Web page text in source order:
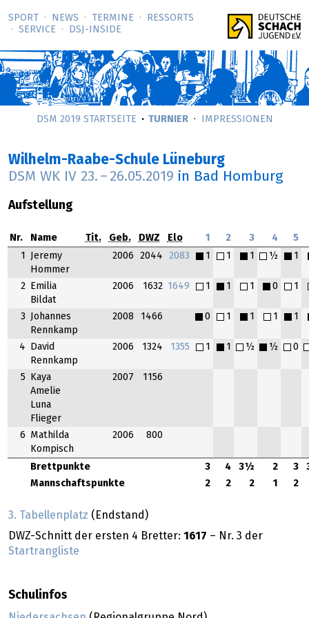
SPORT NEWS TERMINE
RESSORTS
SERVICE
DSJ-­INSIDE
DSM 2019 STARTSEITE TURNIER IMPRESSIONEN
Wilhelm-Raabe-Schule Lüneburg
DSM WK IV 23. – 26.05.2019 in Bad Homburg
Aufstellung
Nr. Name Tit. Geb. DWZ Elo 1 2 3 4 5
Brettpunkte 3 4 3½ 2 3
Mannschaftspunkte
2 2 2 1 2
1
Jeremy
Hommer
2006 2044 2083 1 1 1 ½ 1
2
Emilia
Bildat
2006 1632 1649 1 1 1 0 1
3
Johannes
Rennkamp
2008 1466 0 1 1 1 1
4
David
Rennkamp
2006 1324 1355 1 1 ½ ½ 0
5
Kaya
Amelie
Luna
Flieger
2007 1156
6
Mathilda
Kompisch
2006 800
3. Tabellenplatz (Endstand)
DWZ-Schnitt der ersten 4 Bretter: 1617 – Nr. 3 der
Startrangliste
Schulinfos